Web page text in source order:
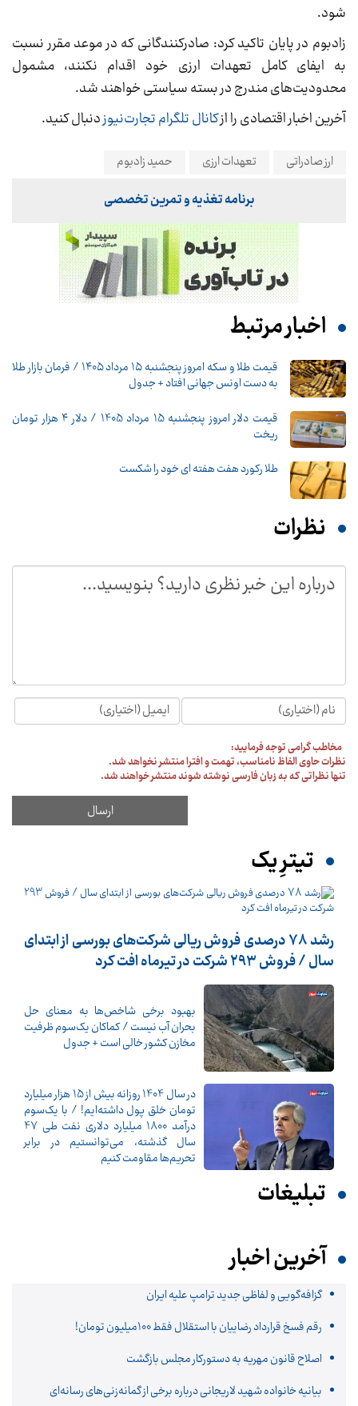
شود.
زادبوم در پایان تاکید کرد: صادرکنندگانی که در موعد مقرر نسبت
به ایفای کامل تعهدات ارزی خود اقدام نکنند، مشمول
محدودیت‌های مندرج در بسته سیاستی خواهند شد.
آخرین اخبار اقتصادی را ازکانال تلگرام تجارت‌نیوزدنبال کنید.
ارز صادراتی تعهدات ارزی حمید زادبوم
برنامه تغذیه و تمرین تخصصی
اخبار مرتبط
قیمت طلا و سکه امروز پنجشنبه ۱۵ مرداد ۱۴۰۵ / فرمان بازار طلا
به دست اونس جهانی افتاد + جدول
قیمت دلار امروز پنجشنبه 15 مرداد 1405 / دلار ۴ هزار تومان
ریخت
طلا رکورد هفت هفته ای خود را شکست
نظرات
مخاطب گرامی توجه فرمایید:
نظرات حاوی الفاظ نامناسب، تهمت و افترا منتشر نخواهد شد.
تنها نظراتی که به زبان فارسی نوشته شوند منتشر خواهند شد.
تیترِ یک
رشد 78 درصدی فروش ریالی شرکت‌های بورسی از ابتدای
سال / فروش 293 شرکت در تیرماه افت کرد
بهبود برخی شاخص‌ها به معنای حل
بحران آب نیست / کماکان یک‌سوم ظرفیت
مخازن کشور خالی است + جدول
در سال 1404 روزانه بیش از 15 هزار میلیارد
تومان خلق پول داشته‌ایم! / با یک‌سوم
درآمد 1800 میلیارد دلاری نفت طی 47
سال گذشته، می‌توانستیم در برابر
تحریم‌ها مقاومت کنیم
تبلیغات
آخرین اخبار
گزافه‌گویی و لفاظی جدید ترامپ علیه ایران
رقم فسخ قرارداد رضاییان با استقلال فقط 100میلیون تومان!
اصلاح قانون مهریه به دستورکار مجلس بازگشت
بیانیه خانواده شهید لاریجانی درباره برخی از گمانه‌زنی‌های رسانه‌ای